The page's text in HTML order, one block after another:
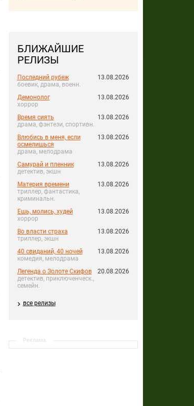
БЛИЖАЙШИЕ
РЕЛИЗЫ
Последний рубеж
боевик, драма, военн.
13.08.2026
Демонолог
хоррор
13.08.2026
Время сиять
драма, фэнтези, спортивн.
13.08.2026
Влюбись в меня, если
осмелишься
драма, мелодрама
13.08.2026
Самурай и пленник
детектив, экшн
13.08.2026
Материя времени
триллер, фантастика,
криминальн.
13.08.2026
Ешь, молись, худей
хоррор
13.08.2026
Во власти страха
триллер, экшн
13.08.2026
40 свиданий, 40 ночей
комедия, мелодрама
13.08.2026
Легенда о Золоте Скифов
детектив, приключенческ.,
семейн.
20.08.2026
все релизы
Реклама